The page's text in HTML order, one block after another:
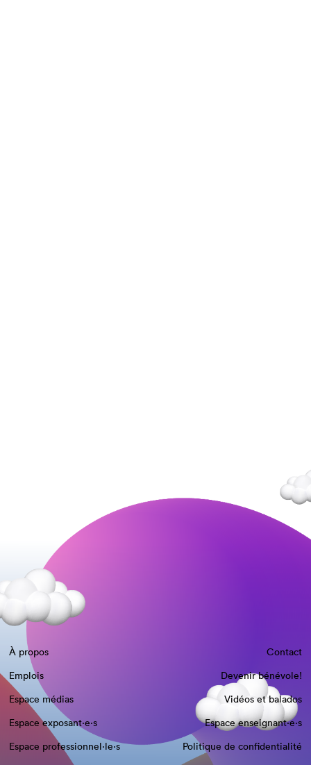
À propos
Contact
Emplois
Devenir bénévole!
Espace médias
Vidéos et balados
Espace exposant·e⋅s
Espace enseignant·e⋅s
Espace professionnel·le⋅s
Politique de confidentialité